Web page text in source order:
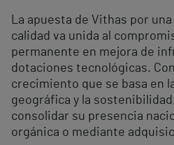
La apuesta de Vithas por
calidad va unida al
permanente en mejora de
dotaciones tecnológicas.
crecimiento que se basa en
geográfica y la
consolidar su presencia
orgánica o mediante